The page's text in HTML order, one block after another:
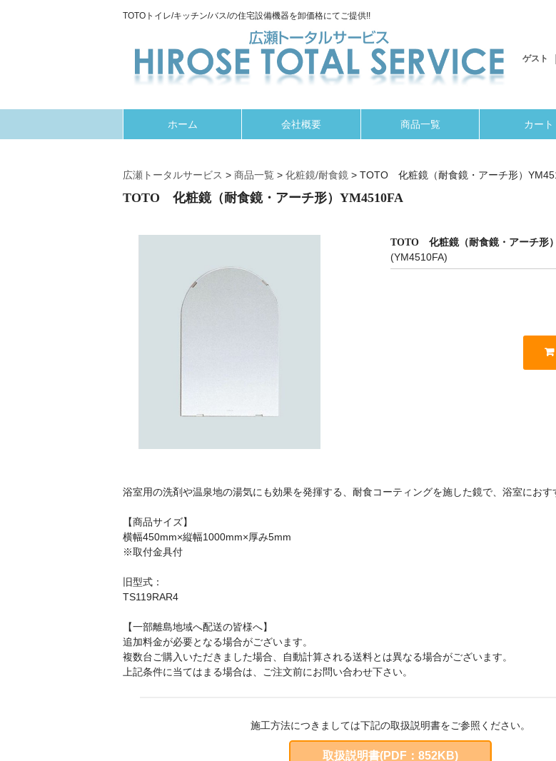
TOTOトイレ/キッチン/バス/の住宅設備機器を卸価格にてご提供!!
ゲスト
ホーム 会社概要 商品一覧 カート
広瀬トータルサービス > 商品一覧 > 化粧鏡/耐食鏡 > TOTO 化粧鏡（耐食鏡・アーチ形）
TOTO 化粧鏡（耐食鏡・アーチ形）YM4510FA
TOTO 化粧鏡（耐食鏡・アーチ形
(YM4510FA)
浴室用の洗剤や温泉地の湯気にも効果を発揮する、耐食コーティングを施した鏡で、浴室におす
【商品サイズ】
横幅450mm×縦幅1000mm×厚み5mm
※取付金具付
旧型式：
TS119RAR4
【一部離島地域へ配送の皆様へ】
追加料金が必要となる場合がございます。
複数台ご購入いただきました場合、自動計算される送料とは異なる場合がございます。
上記条件に当てはまる場合は、ご注文前にお問い合わせ下さい。
施工方法につきましては下記の取扱説明書をご参照ください。
取扱説明書(PDF：852KB)